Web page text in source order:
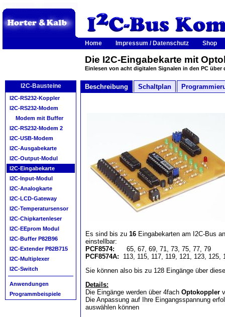
Home Impressum / Datenschutz Shop
Die I2C-Eingabekarte mit
Einlesen von acht digitalen Signalen in den PC über
Beschreibung Schaltplan
I2C-Bausteine
I2C-RS232-Koppler
I2C-RS232-Modem
Modem mit Buffer
I2C-RS232-Modem 2
I2C-USB-Modem
I2C-Ausgabekarte
I2C-Output-Modul
I2C-Eingabekarte
I2C-Input-Modul
I2C-Analogkarte
I2C-LCD-Gateway
I2C-Temperatursensor
I2C-Chipkartenleser
I2C-EEprom Modul
I2C-Buffer P82B96
I2C-Extender P82B715
I2C-Multiplexer
I2C-Switch
Anwendungen
Programmbeispiele
Es sind bis zu 16 Eingabekarten am I2C-Bus
einstellbar:
PCF8574: 65, 67, 69, 71, 73, 75, 77, 79
PCF8574A: 113, 115, 117, 119, 121, 123, 125,
Sie können also bis zu 128 Eingänge über
Details:
Die Eingänge werden über 4fach Optokoppler
Die Anpassung auf Ihre Eingangsspannung
auswählen können